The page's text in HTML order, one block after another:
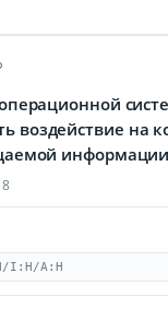
воздействие на
I:H/A:H